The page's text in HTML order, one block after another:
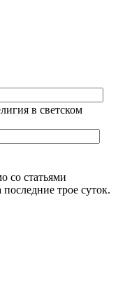
в светском
со статьями
трое суток.